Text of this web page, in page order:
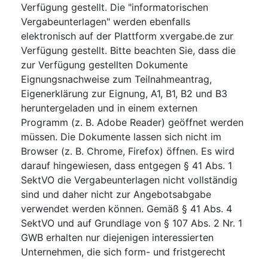
Verfügung gestellt. Die "informatorischen
Vergabeunterlagen" werden ebenfalls
elektronisch auf der Plattform xvergabe.de zur
Verfügung gestellt. Bitte beachten Sie, dass die
zur Verfügung gestellten Dokumente
Eignungsnachweise zum Teilnahmeantrag,
Eigenerklärung zur Eignung, A1, B1, B2 und B3
heruntergeladen und in einem externen
Programm (z. B. Adobe Reader) geöffnet werden
müssen. Die Dokumente lassen sich nicht im
Browser (z. B. Chrome, Firefox) öffnen. Es wird
darauf hingewiesen, dass entgegen § 41 Abs. 1
SektVO die Vergabeunterlagen nicht vollständig
sind und daher nicht zur Angebotsabgabe
verwendet werden können. Gemäß § 41 Abs. 4
SektVO und auf Grundlage von § 107 Abs. 2 Nr. 1
GWB erhalten nur diejenigen interessierten
Unternehmen, die sich form- und fristgerecht